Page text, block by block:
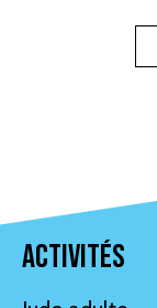
Activités